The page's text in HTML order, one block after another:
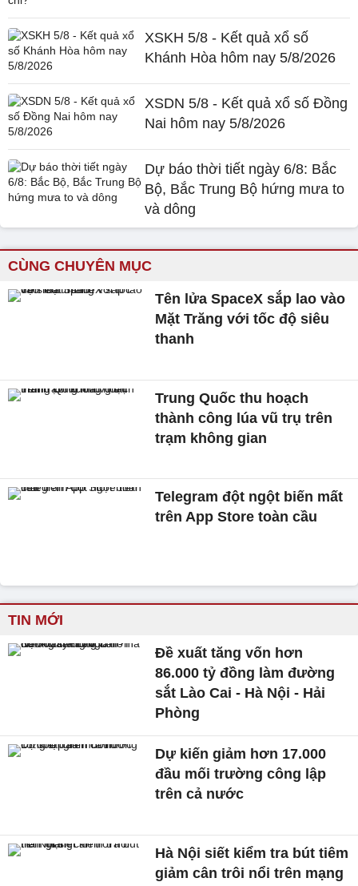
XSKH 5/8 - Kết quả xổ số
Khánh Hòa hôm nay 5/8/2026
XSDN 5/8 - Kết quả xổ số Đồng
Nai hôm nay 5/8/2026
Dự báo thời tiết ngày 6/8: Bắc
Bộ, Bắc Trung Bộ hứng mưa to
và dông
CÙNG CHUYÊN MỤC
Tên lửa SpaceX sắp lao vào
Mặt Trăng với tốc độ siêu
thanh
Trung Quốc thu hoạch
thành công lúa vũ trụ trên
trạm không gian
Telegram đột ngột biến mất
trên App Store toàn cầu
TIN MỚI
Đề xuất tăng vốn hơn
86.000 tỷ đồng làm đường
sắt Lào Cai - Hà Nội - Hải
Phòng
Dự kiến giảm hơn 17.000
đầu mối trường công lập
trên cả nước
Hà Nội siết kiểm tra bút tiêm
giảm cân trôi nổi trên mạng